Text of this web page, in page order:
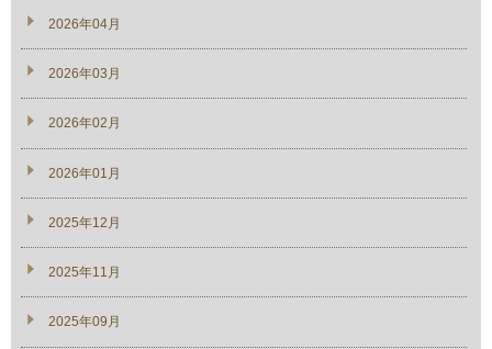
2026年04月
2026年03月
2026年02月
2026年01月
2025年12月
2025年11月
2025年09月